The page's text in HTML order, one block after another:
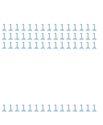
1 1 1 1 1 1 1 1 1 1 1 1 1 1 1
1 1 1 1 1 1 1 1 1 1 1 1 1 1 1
1 1 1 1 1 1 1 1 1 1 1 1 1 1 1
1 1 1 1 1 1 1 1 1 1 1 1 1 1 1